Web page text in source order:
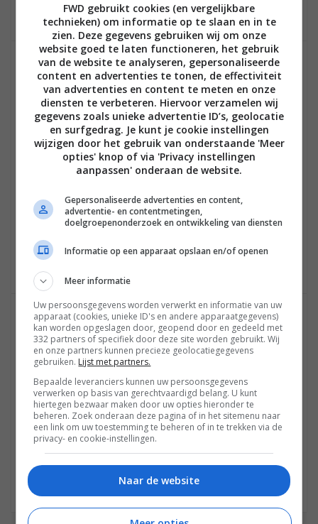
QUINT76
17 APRIL 2021 OM 20:32
De verwachting is half Juni tegen een adviesprijs van €
7.999,00
Dit is natuurlijk nog niet definitief en kan op elk moment
nog veranderen
0
SIR OLED
21 APRIL 2021 OM 07:59
Niet correct, dus
-https://tweakers.net/pricewatch/1692942/lg-c1-83-
inch-zwart.html
0
FWD gebruikt cookies (en vergelijkbare
technieken) om informatie op te slaan en in te
zien. Deze gegevens gebruiken wij om onze
website goed te laten functioneren, het gebruik
van de website te analyseren, gepersonaliseerde
content en advertenties te tonen, de effectiviteit
van advertenties en content te meten en onze
diensten te verbeteren. Hiervoor verzamelen wij
gegevens zoals unieke advertentie ID’s, geolocatie
en surfgedrag. Je kunt je cookie instellingen
wijzigen door het gebruik van onderstaande 'Meer
opties' knop of via 'Privacy instellingen
aanpassen' onderaan de website.
Gepersonaliseerde advertenties en content,
advertentie- en contentmetingen,
doelgroepenonderzoek en ontwikkeling van diensten
Informatie op een apparaat opslaan en/of openen
Meer informatie
Uw persoonsgegevens worden verwerkt en informatie van uw
apparaat (cookies, unieke ID's en andere apparaatgegevens)
kan worden opgeslagen door, geopend door en gedeeld met
332 partners of specifiek door deze site worden gebruikt. Wij
en onze partners kunnen precieze geolocatiegegevens
gebruiken. Lijst met partners.
Bepaalde leveranciers kunnen uw persoonsgegevens
verwerken op basis van gerechtvaardigd belang. U kunt
hiertegen bezwaar maken door uw opties hieronder te
beheren. Zoek onderaan deze pagina of in het sitemenu naar
een link om uw toestemming te beheren of in te trekken via de
privacy- en cookie-instellingen.
Naar de website